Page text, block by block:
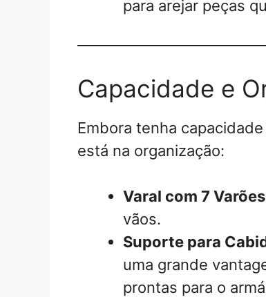
para arejar peças
Capacidade e
Embora tenha
está na organização:
Varal com 7
vãos.
Suporte para
uma grande
prontas para o